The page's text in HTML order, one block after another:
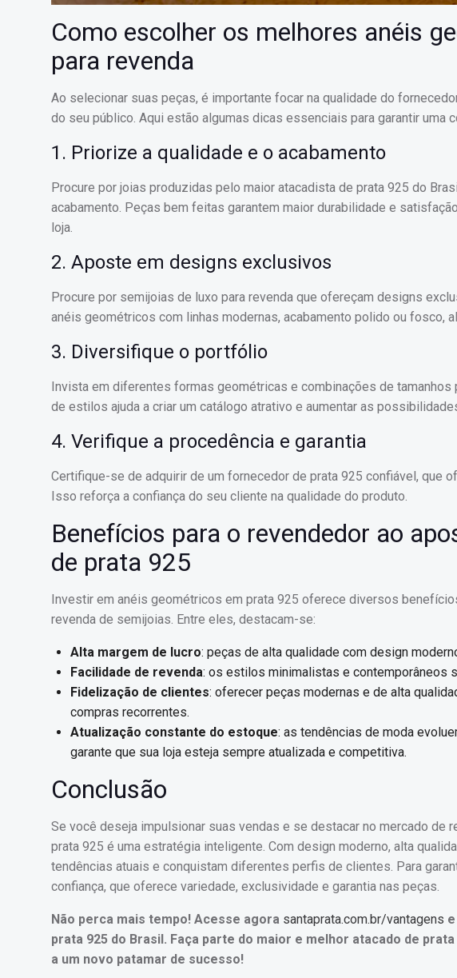
Como escolher os melhores anéis
para revenda
Ao selecionar suas peças, é importante focar na qualidade do
do seu público. Aqui estão algumas dicas essenciais para garantir uma
1. Priorize a qualidade e o acabamento
Procure por joias produzidas pelo maior atacadista de prata 925 do
acabamento. Peças bem feitas garantem maior durabilidade e
loja.
2. Aposte em designs exclusivos
Procure por semijoias de luxo para revenda que ofereçam designs
anéis geométricos com linhas modernas, acabamento polido ou fosco,
3. Diversifique o portfólio
Invista em diferentes formas geométricas e combinações de tamanhos
de estilos ajuda a criar um catálogo atrativo e aumentar as
4. Verifique a procedência e garantia
Certifique-se de adquirir de um fornecedor de prata 925 confiável, que
Isso reforça a confiança do seu cliente na qualidade do produto.
Benefícios para o revendedor ao
de prata 925
Investir em anéis geométricos em prata 925 oferece diversos
revenda de semijoias. Entre eles, destacam-se:
Alta margem de lucro: peças de alta qualidade com design
Facilidade de revenda: os estilos minimalistas e contemporâneos
Fidelização de clientes: oferecer peças modernas e de alta
compras recorrentes.
Atualização constante do estoque: as tendências de moda
garante que sua loja esteja sempre atualizada e competitiva.
Conclusão
Se você deseja impulsionar suas vendas e se destacar no mercado
prata 925 é uma estratégia inteligente. Com design moderno, alta
tendências atuais e conquistam diferentes perfis de clientes. Para
confiança, que oferece variedade, exclusividade e garantia nas peças.
Não perca mais tempo! Acesse agora santaprata.com.br/vantagens
prata 925 do Brasil. Faça parte do maior e melhor atacado de
a um novo patamar de sucesso!